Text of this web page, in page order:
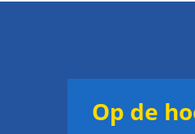
Op de